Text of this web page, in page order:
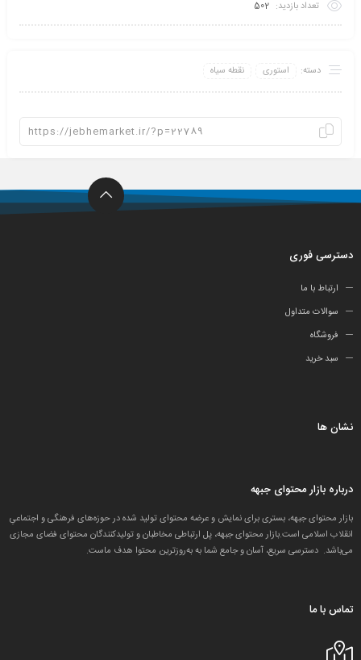
تعداد بازدید: 502
دسته: استوری نقطه سیاه
دسترسی فوری
ارتباط با ما
سوالات متداول
فروشگاه
سبد خرید
نشان ها
درباره بازار محتوای جبهه
بازار محتوای جبهه، بستری برای نمایش و عرضه محتوای تولید شده در حوزه‌های فرهنگی و اجتماعیِ
انقلاب اسلامی است.بازار محتوای جبهه، پل ارتباطی مخاطبان و تولید‌کنندگان محتوای فضای مجازی
می‌باشد. دسترسی سریع، آسان و جامع شما به به‌روزترین محتوا هدف ماست.
تماس با ما